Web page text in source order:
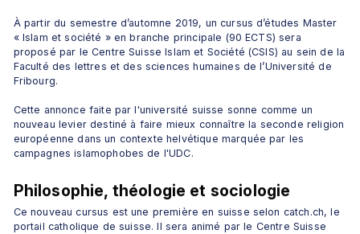
À partir du semestre d’automne 2019, un cursus d’études Master
« Islam et société » en branche principale (90 ECTS) sera
proposé par le Centre Suisse Islam et Société (CSIS) au sein de la
Faculté des lettres et des sciences humaines de l’Université de
Fribourg.
Cette annonce faite par l'université suisse sonne comme un
nouveau levier destiné à faire mieux connaître la seconde religion
européenne dans un contexte helvétique marquée par les
campagnes islamophobes de l'UDC.
Philosophie, théologie et sociologie
Ce nouveau cursus est une première en suisse selon catch.ch, le
portail catholique de suisse. Il sera animé par le Centre Suisse